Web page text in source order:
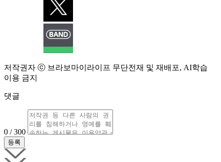
저작권자 ⓒ 브라보마이라이프 무단전재 및 재배포, AI학습
이용 금지
댓글
0 / 300